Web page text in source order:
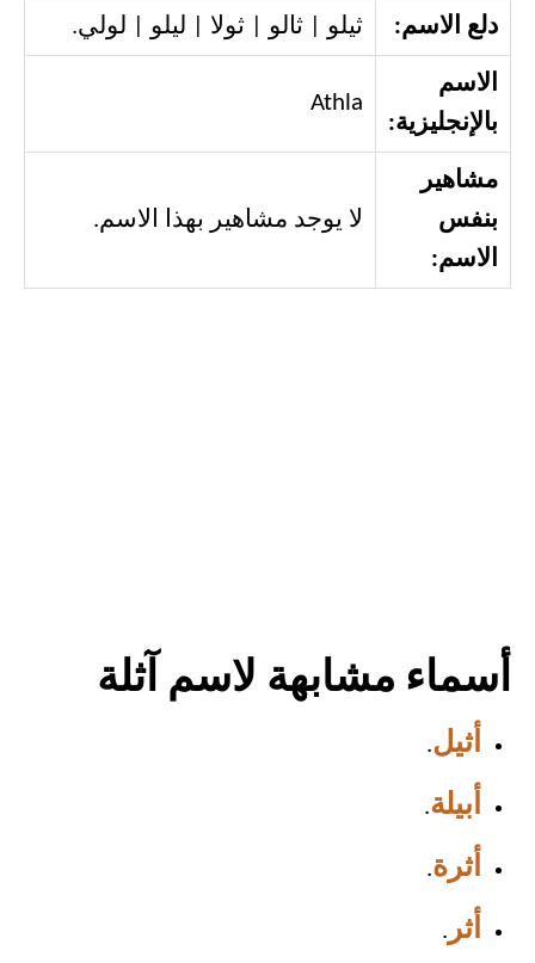
دلع الاسم: ثيلو | ثالو | ثولا | ليلو | لولي.
الاسم
بالإنجليزية:
Athla
مشاهير
بنفس
الاسم:
لا يوجد مشاهير بهذا الاسم.
أسماء مشابهة لاسم آثلة
أثيل.
أبيلة.
أثرة.
أثر .